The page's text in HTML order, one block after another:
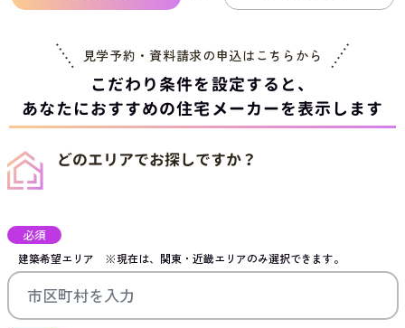
見学予約・資料請求の申込は こちらから
こだわり条件を設定すると、
あなたにおすすめの住宅メーカーを表示します
どのエリアでお探しですか？
必須
建築希望エリア ※現在は、関東・近畿エリアのみ選択できます。